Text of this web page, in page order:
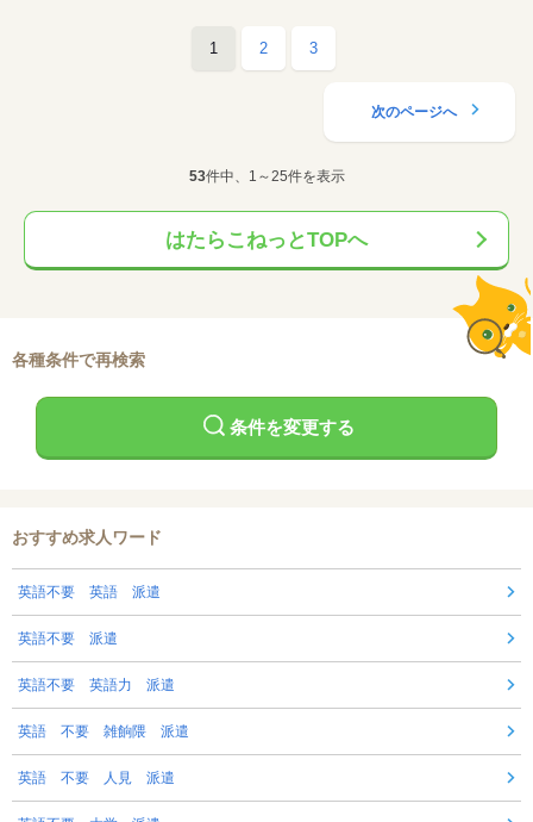
1 2 3
次のページへ
53件中、1～25件を表示
はたらこねっとTOPへ
各種条件で再検索
条件を変更する
おすすめ求人ワード
英語不要 英語 派遣
英語不要 派遣
英語不要 英語力 派遣
英語 不要 雑餉隈 派遣
英語 不要 人見 派遣